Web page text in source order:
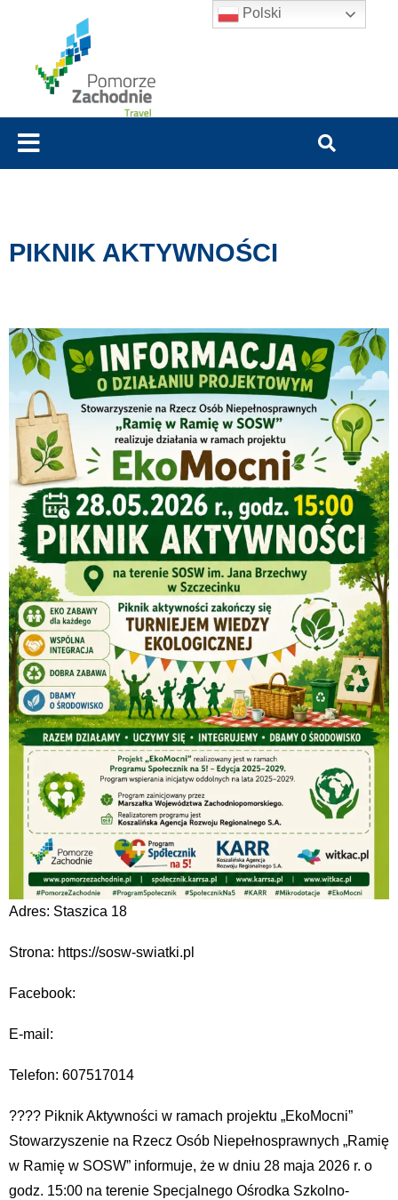
PIKNIK AKTYWNOŚCI
Adres: Staszica 18
Strona: https://sosw-swiatki.pl
Facebook:
E-mail:
Telefon: 607517014
???? Piknik Aktywności w ramach projektu „EkoMocni”
Stowarzyszenie na Rzecz Osób Niepełnosprawnych „Ramię
w Ramię w SOSW” informuje, że w dniu 28 maja 2026 r. o
godz. 15:00 na terenie Specjalnego Ośrodka Szkolno-
Polski